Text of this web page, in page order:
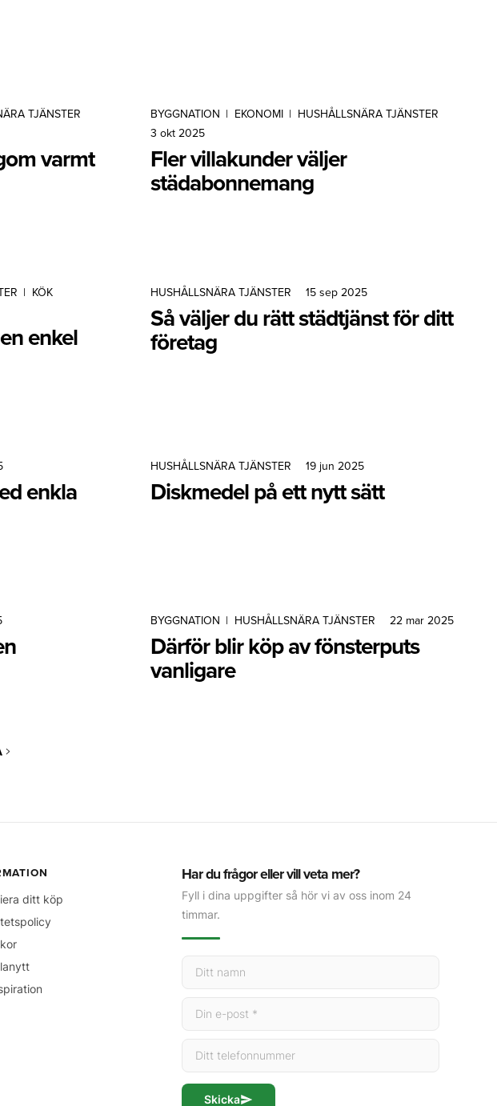
TJÄNSTER
varmt
BYGGNATION | EKONOMI | HUSHÅLLSNÄRA TJÄNSTER
3 okt 2025
Fler villakunder väljer
städabonnemang
| KÖK
enkel
HUSHÅLLSNÄRA TJÄNSTER 15 sep 2025
Så väljer du rätt städtjänst för ditt
företag
enkla
HUSHÅLLSNÄRA TJÄNSTER 19 jun 2025
Diskmedel på ett nytt sätt
BYGGNATION | HUSHÅLLSNÄRA TJÄNSTER 22 mar 2025
Därför blir köp av fönsterputs
vanligare
ditt köp
Har du frågor eller vill veta mer?
Fyll i dina uppgifter så hör vi av oss inom 24
timmar.
Skicka